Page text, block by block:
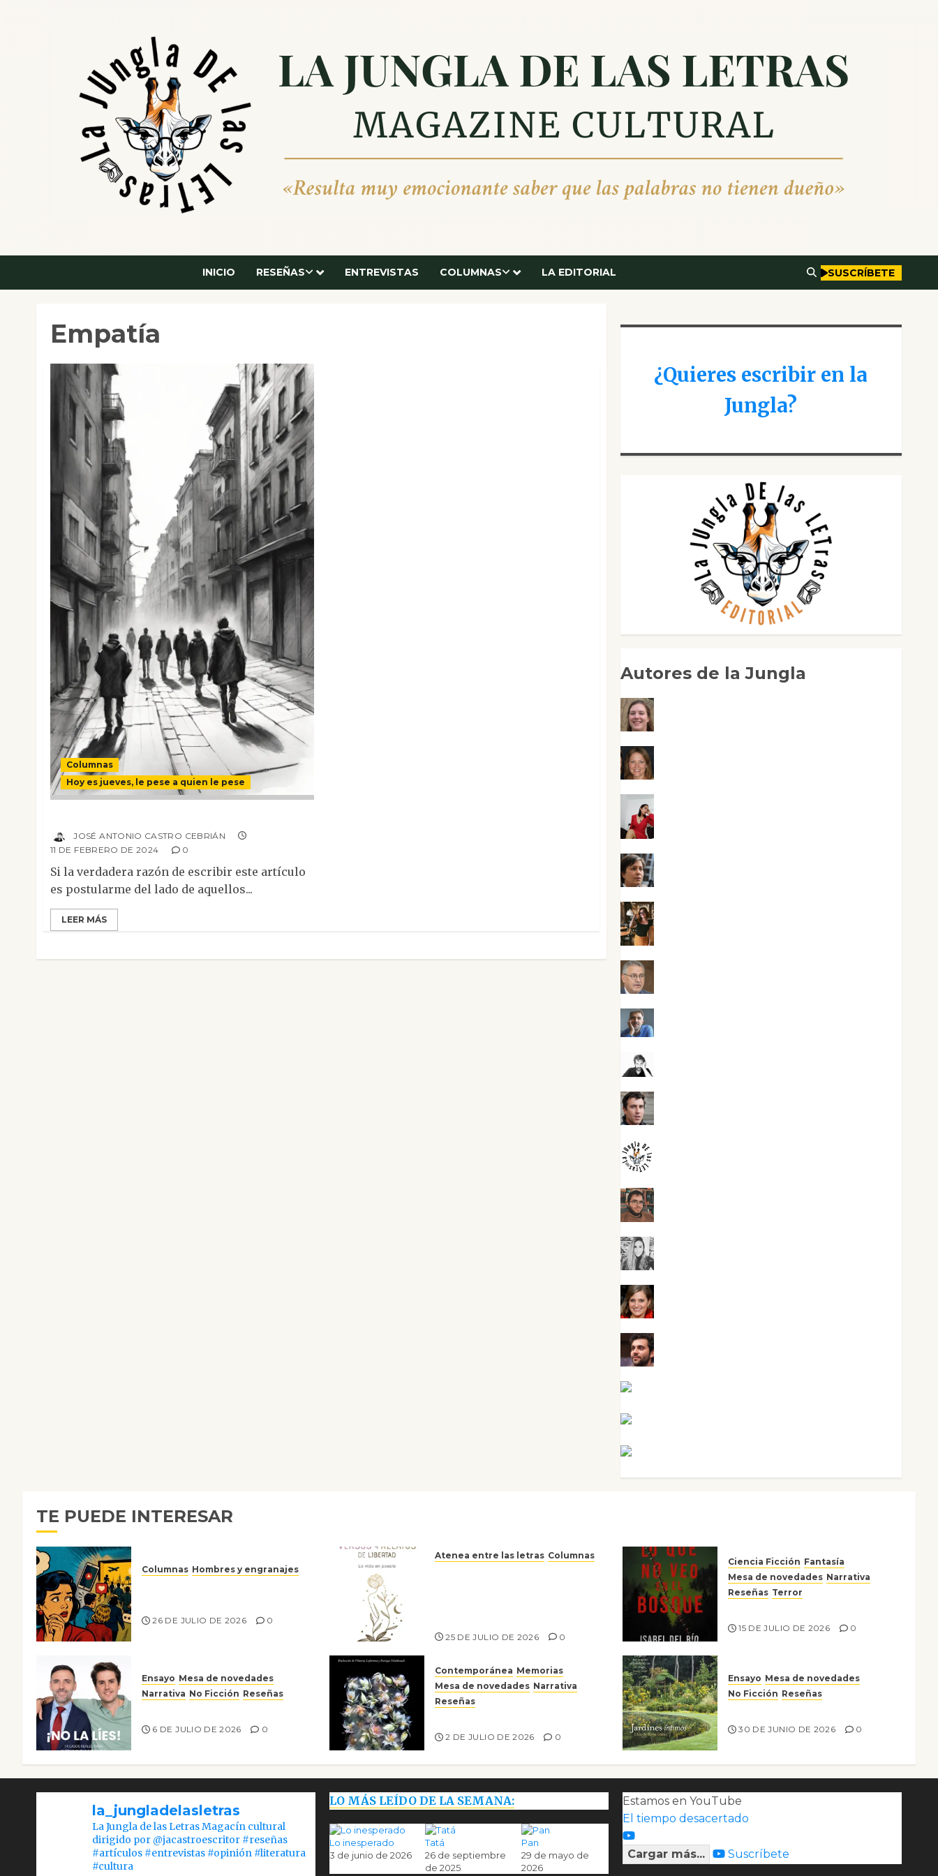
INICIO RESEÑAS ENTREVISTAS COLUMNAS LA EDITORIAL SUSCRÍBETE
Empatía
Columnas
Hoy es jueves, le pese a quien le pese
JOSÉ ANTONIO CASTRO CEBRIÁN
11 DE FEBRERO DE 2024
0
Si la verdadera razón de escribir este artículo
es postularme del lado de aquellos...
LEER MÁS
¿Quieres escribir en la
Jungla?
Autores de la Jungla
TE PUEDE INTERESAR
Columnas Hombres y engranajes
26 DE JULIO DE 2026 0
Atenea entre las letras Columnas
25 DE JULIO DE 2026 0
Ciencia Ficción Fantasía
Mesa de novedades Narrativa
Reseñas Terror
15 DE JULIO DE 2026 0
Ensayo Mesa de novedades
Narrativa No Ficción Reseñas
6 DE JULIO DE 2026 0
Contemporánea Memorias
Mesa de novedades Narrativa
Reseñas
2 DE JULIO DE 2026 0
Ensayo Mesa de novedades
No Ficción Reseñas
30 DE JUNIO DE 2026 0
la_jungladelasletras
La Jungla de las Letras Magacín cultural
dirigido por @jacastroescritor #reseñas
#artículos #entrevistas #opinión #literatura
#cultura
LO MÁS LEÍDO DE LA SEMANA:
Lo inesperado
3 de junio de 2026
Tatá
26 de septiembre
de 2025
Pan
29 de mayo de
2026
Estamos en YouTube
El tiempo desacertado
Cargar más... Suscríbete